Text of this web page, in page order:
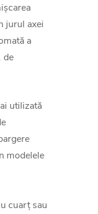
jurul axei
a
de
utilizată
modelele
cuarț sau